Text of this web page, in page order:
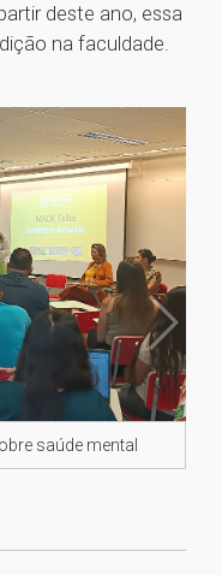
deste ano, essa
na faculdade.
saúde mental